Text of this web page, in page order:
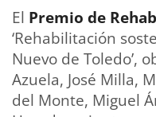
El Premio de
‘Rehabilitación
Nuevo de Toledo’,
Azuela, José Milla,
del Monte, Miguel